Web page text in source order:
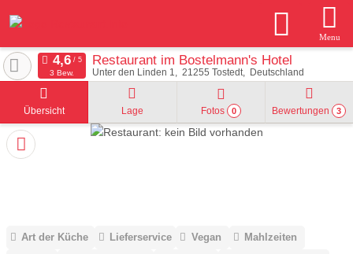
Menu
Restaurant im Bostelmann's Hotel
Unter den Linden 1 21255 Tostedt Deutschland
3 Bew.
Übersicht Lage Fotos 0 Bewertungen 3
Art der Küche Lieferservice Vegan
Mahlzeiten